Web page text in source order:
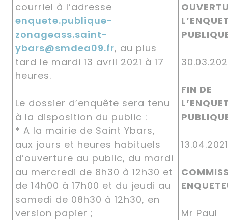
courriel à l’adresse
enquete.publique-
zonageass.saint-
ybars@smdea09.fr, au plus
tard le mardi 13 avril 2021 à 17
heures.
Le dossier d’enquête sera tenu
à la disposition du public :
* A la mairie de Saint Ybars,
aux jours et heures habituels
d’ouverture au public, du mardi
au mercredi de 8h30 à 12h30 et
de 14h00 à 17h00 et du jeudi au
samedi de 08h30 à 12h30, en
version papier ;
FIN DE
Mr Paul